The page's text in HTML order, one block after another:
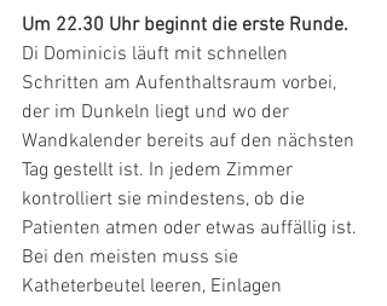
Um 22.30 Uhr beginnt die erste Runde.
Di Dominicis läuft mit schnellen
Schritten am Aufenthaltsraum vorbei,
der im Dunkeln liegt und wo der
Wandkalender bereits auf den nächsten
Tag gestellt ist. In jedem Zimmer
kontrolliert sie mindestens, ob die
Patienten atmen oder etwas auffällig ist.
Bei den meisten muss sie
Katheterbeutel leeren, Einlagen